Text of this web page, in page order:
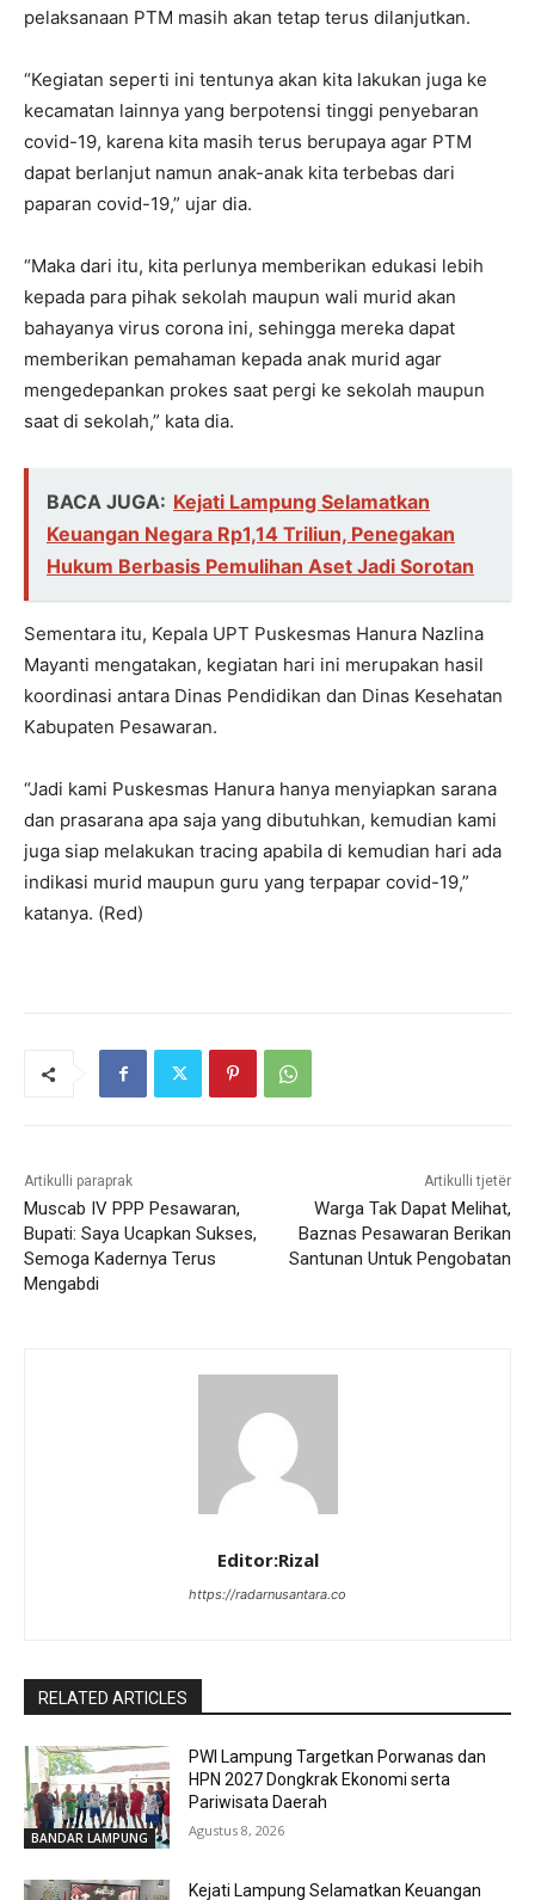
pelaksanaan PTM masih akan tetap terus dilanjutkan.
“Kegiatan seperti ini tentunya akan kita lakukan juga ke
kecamatan lainnya yang berpotensi tinggi penyebaran
covid-19, karena kita masih terus berupaya agar PTM
dapat berlanjut namun anak-anak kita terbebas dari
paparan covid-19,” ujar dia.
“Maka dari itu, kita perlunya memberikan edukasi lebih
kepada para pihak sekolah maupun wali murid akan
bahayanya virus corona ini, sehingga mereka dapat
memberikan pemahaman kepada anak murid agar
mengedepankan prokes saat pergi ke sekolah maupun
saat di sekolah,” kata dia.
BACA JUGA: Kejati Lampung Selamatkan
Keuangan Negara Rp1,14 Triliun, Penegakan
Hukum Berbasis Pemulihan Aset Jadi Sorotan
Sementara itu, Kepala UPT Puskesmas Hanura Nazlina
Mayanti mengatakan, kegiatan hari ini merupakan hasil
koordinasi antara Dinas Pendidikan dan Dinas Kesehatan
Kabupaten Pesawaran.
“Jadi kami Puskesmas Hanura hanya menyiapkan sarana
dan prasarana apa saja yang dibutuhkan, kemudian kami
juga siap melakukan tracing apabila di kemudian hari ada
indikasi murid maupun guru yang terpapar covid-19,”
katanya. (Red)
Artikulli paraprak
Muscab IV PPP Pesawaran,
Bupati: Saya Ucapkan Sukses,
Semoga Kadernya Terus
Mengabdi
Artikulli tjetër
Warga Tak Dapat Melihat,
Baznas Pesawaran Berikan
Santunan Untuk Pengobatan
Editor:Rizal
https://radarnusantara.co
RELATED ARTICLES
BANDAR LAMPUNG
PWI Lampung Targetkan Porwanas dan
HPN 2027 Dongkrak Ekonomi serta
Pariwisata Daerah
Agustus 8, 2026
Kejati Lampung Selamatkan Keuangan